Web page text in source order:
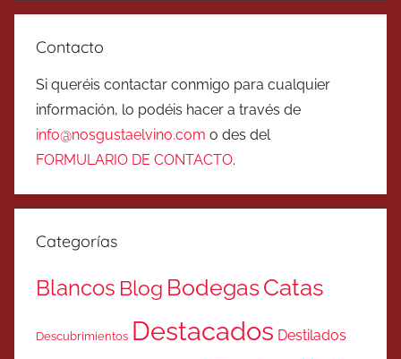
Contacto
Si queréis contactar conmigo para cualquier
información, lo podéis hacer a través de
info@nosgustaelvino.com o des del
FORMULARIO DE CONTACTO.
Categorías
Blancos Blog BodegasCatas
Descubrimientos Destacados Destilados